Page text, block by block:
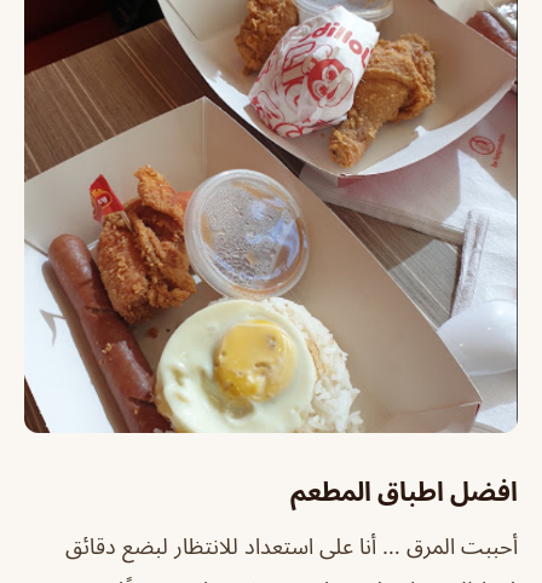
افضل اطباق المطعم
أحببت المرق … أنا على استعداد للانتظار لبضع دقائق